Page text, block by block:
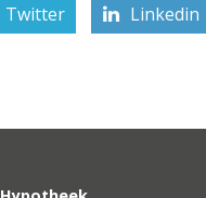
Twitter Linkedin